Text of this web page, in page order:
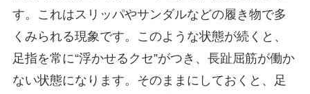
す。これはスリッパやサンダルなどの履き物で多
くみられる現象です。このような状態が続くと、
足指を常に“浮かせるクセ”がつき、長趾屈筋が働か
ない状態になります。そのままにしておくと、足